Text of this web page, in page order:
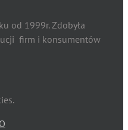
od 1999r. Zdobyła
firm i konsumentów